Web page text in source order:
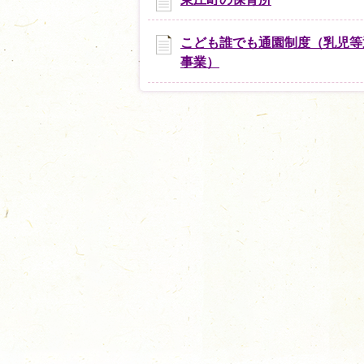
こども誰でも通園制度（乳児
事業）